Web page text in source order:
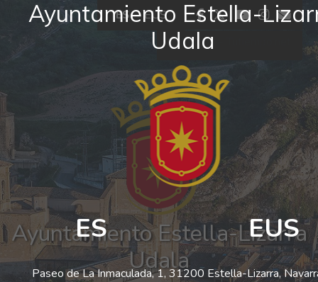
Ayuntamiento Estella-
Udala
ES EUS
Paseo de La Inmaculada, 1, 31200 Estella-Lizarra,
Ir al contenido ES EUS facebook
twitter
youtube
El tiempo - Tutiempo.net
Ayuntamiento Estella-Lizarra
Udala